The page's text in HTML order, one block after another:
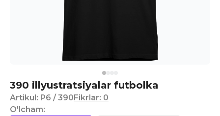
390 illyustratsiyalar futbolka
Artikul: P6 / 390Fikrlar: 0
O'lcham: